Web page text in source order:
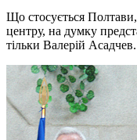
Що стосується
центру, на думку
тільки Валерій Асадчев.